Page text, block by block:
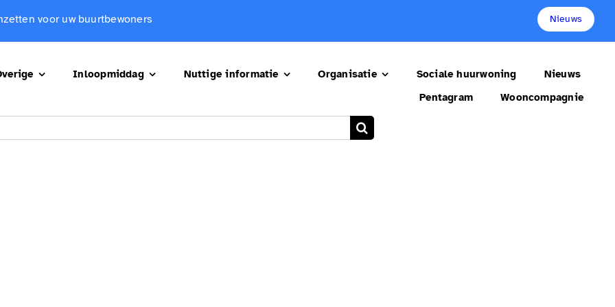
voor uw buurtbewoners Nieuws
Inloopmiddag Nuttige informatie Organisatie Sociale huurwoning
Nieuws
Pentagram
Wooncompagnie